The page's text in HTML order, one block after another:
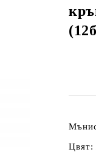
Цвят: